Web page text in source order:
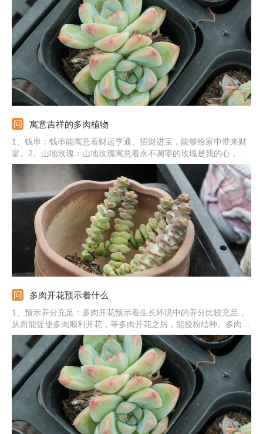
度，夏季加强通风，冬季搬到温暖处。施肥：春秋季最好每个月追
肥一次，选稀释的肥液，营养足长势更旺盛。
寓意吉祥的多肉植物
1、钱串：钱串能寓意着财运亨通、招财进宝，能够给家中带来财
富。2、山地玫瑰：山地玫瑰寓意着永不凋零的玫瑰是我的心，能
象征爱情。3、佛珠：佛珠能寓意着吉祥、如意，给人们带来好运
气。4、熊童子：熊童子的寓意是玲珑优雅，也有较好的观赏性。
5、其他植物：还有爱之蔓、心叶球兰、玉露、火祭、吸财树、红
宝石等。
多肉开花预示着什么
1、预示养分充足：多肉开花预示着生长环境中的养分比较充足，
从而能促使多肉顺利开花，等多肉开花之后，能授粉结种。多肉的
种类很多，对于某一些多肉来说，开花预示着死亡，之后会逐渐衰
败，走向死亡。2、预示的精神：多肉开花能预示着一种好运和积
极向上的态度，也寓意着身体健康，生活顺利，还寓意着顽强的意
志力。